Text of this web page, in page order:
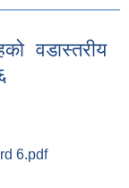
वडास्तरीय
6.pdf